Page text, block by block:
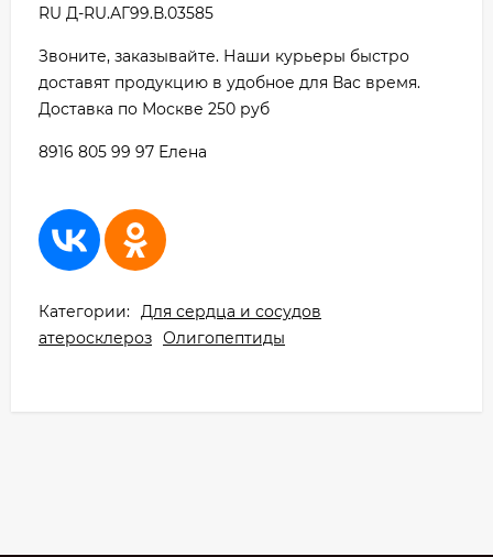
RU Д-RU.АГ99.В.03585
Звоните, заказывайте. Наши курьеры быстро
доставят продукцию в удобное для Вас время.
Доставка по Москве 250 руб
8916 805 99 97 Елена
Категории: Для сердца и сосудов
атеросклероз Олигопептиды